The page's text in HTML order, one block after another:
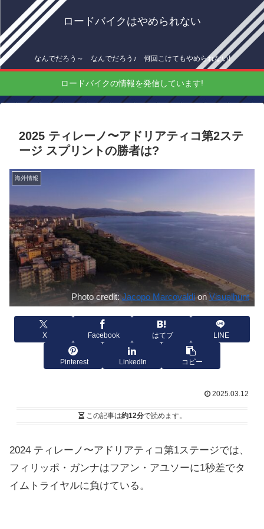
ロードバイクはやめられない
なんでだろう～ なんでだろう♪ 何回こけてもやめられない!
ロードバイクの情報を発信しています!
2025 ティレーノ〜アドリアティコ第2ステ
ージ スプリントの勝者は?
海外情報
Photo credit:Jacopo MarcovaldionVisualhunt
X Facebook はてブ LINE
Pinterest LinkedIn コピー
2025.03.12
この記事は約12分で読めます。
2024 ティレーノ〜アドリアティコ第1ステージでは、
フィリッポ・ガンナはフアン・アユソーに1秒差でタ
イムトライヤルに負けている。